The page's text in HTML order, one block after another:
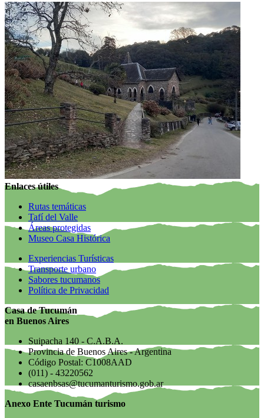
Enlaces útiles
Rutas temáticas
Tafí del Valle
Áreas protegidas
Museo Casa Histórica
Experiencias Turísticas
Transporte urbano
Sabores tucumanos
Política de Privacidad
Casa de Tucumán
en Buenos Aires
Suipacha 140 - C.A.B.A.
Provincia de Buenos Aires - Argentina
Código Postal: C1008AAD
(011) - 43220562
casaenbsas@tucumanturismo.gob.ar
Anexo Ente Tucumán turismo